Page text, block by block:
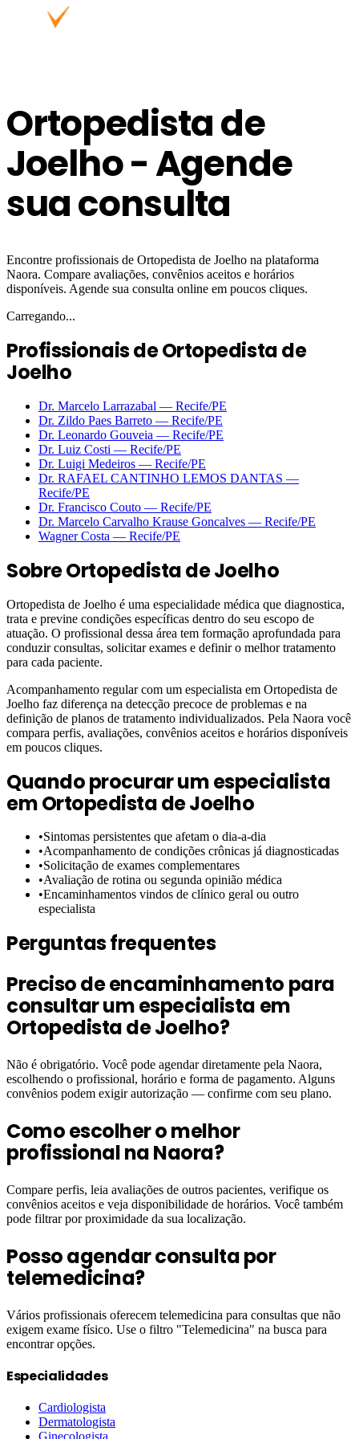
Ortopedista de
Joelho - Agende
sua consulta
Encontre profissionais de Ortopedista de Joelho na plataforma
Naora. Compare avaliações, convênios aceitos e horários
disponíveis. Agende sua consulta online em poucos cliques.
Carregando...
Profissionais de Ortopedista de
Joelho
Dr. Marcelo Larrazabal — Recife/PE
Dr. Zildo Paes Barreto — Recife/PE
Dr. Leonardo Gouveia — Recife/PE
Dr. Luiz Costi — Recife/PE
Dr. Luigi Medeiros — Recife/PE
Dr. RAFAEL CANTINHO LEMOS DANTAS —
Recife/PE
Dr. Francisco Couto — Recife/PE
Dr. Marcelo Carvalho Krause Goncalves — Recife/PE
Wagner Costa — Recife/PE
SobreOrtopedista de Joelho
Ortopedista de Joelho é uma especialidade médica que diagnostica,
trata e previne condições específicas dentro do seu escopo de
atuação. O profissional dessa área tem formação aprofundada para
conduzir consultas, solicitar exames e definir o melhor tratamento
para cada paciente.
Acompanhamento regular com um especialista em Ortopedista de
Joelho faz diferença na detecção precoce de problemas e na
definição de planos de tratamento individualizados. Pela Naora você
compara perfis, avaliações, convênios aceitos e horários disponíveis
em poucos cliques.
Quando procurar um especialista
emOrtopedista de Joelho
•Sintomas persistentes que afetam o dia-a-dia
•Acompanhamento de condições crônicas já diagnosticadas
•Solicitação de exames complementares
•Avaliação de rotina ou segunda opinião médica
•Encaminhamentos vindos de clínico geral ou outro
especialista
Perguntas frequentes
Preciso de encaminhamento para
consultar um especialista em
Ortopedista de Joelho?
Não é obrigatório. Você pode agendar diretamente pela Naora,
escolhendo o profissional, horário e forma de pagamento. Alguns
convênios podem exigir autorização — confirme com seu plano.
Como escolher o melhor
profissional na Naora?
Compare perfis, leia avaliações de outros pacientes, verifique os
convênios aceitos e veja disponibilidade de horários. Você também
pode filtrar por proximidade da sua localização.
Posso agendar consulta por
telemedicina?
Vários profissionais oferecem telemedicina para consultas que não
exigem exame físico. Use o filtro "Telemedicina" na busca para
encontrar opções.
Especialidades
Cardiologista
Dermatologista
Ginecologista